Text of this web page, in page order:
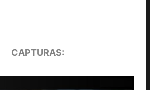
CAPTURAS: